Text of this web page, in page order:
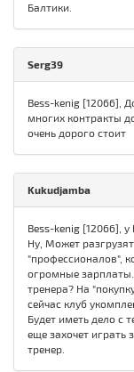
Балтики.
Serg39
Bess-kenig [12066],
многих контракты
очень дорого стоит
Kukudjamba
Bess-kenig [12066], у
Ну, Может
"профессионалов",
огромные зарплаты.
тренера? На
сейчас клуб
Будет иметь дело с
еще захочет играть
тренер.